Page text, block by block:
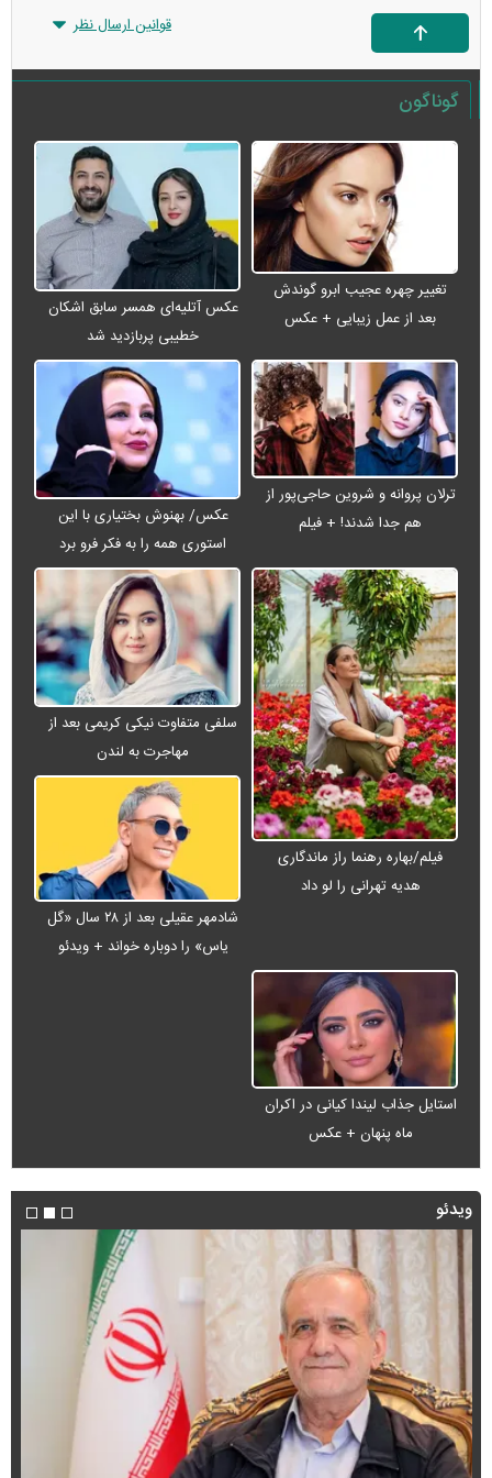
قوانین ارسال نظر
گوناگون
تغییر چهره عجیب ابرو گوندش
بعد از عمل زیبایی + عکس
عکس آتلیه‌ای همسر سابق اشکان
خطیبی پربازدید شد
ترلان پروانه و شروین حاجی‌پور از
هم جدا شدند! + فیلم
عکس/ بهنوش بختیاری با این
استوری همه را به فکر فرو برد
فیلم/بهاره رهنما راز ماندگاری
هدیه تهرانی را لو داد
سلفی متفاوت نیکی کریمی بعد از
مهاجرت به لندن
شادمهر عقیلی بعد از ۲۸ سال «گل
یاس» را دوباره خواند + ویدئو
استایل جذاب لیندا کیانی در اکران
ماه پنهان + عکس
ویدئو